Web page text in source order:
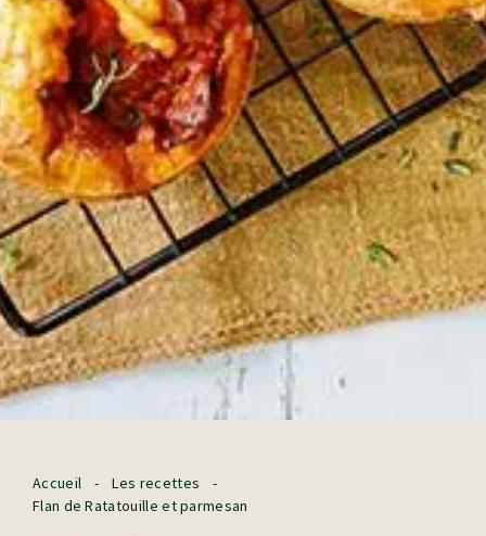
Accueil - Les recettes
-
Flan de Ratatouille et parmesan